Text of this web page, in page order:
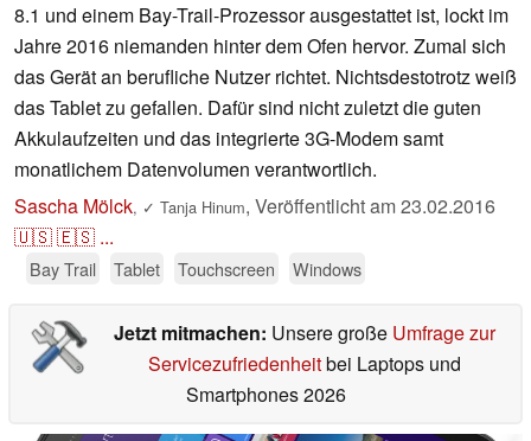
8.1 und einem Bay-Trail-Prozessor ausgestattet ist, lockt im
Jahre 2016 niemanden hinter dem Ofen hervor. Zumal sich
das Gerät an berufliche Nutzer richtet. Nichtsdestotrotz weiß
das Tablet zu gefallen. Dafür sind nicht zuletzt die guten
Akkulaufzeiten und das integrierte 3G-Modem samt
monatlichem Datenvolumen verantwortlich.
Sascha Mölck, ✓ Tanja Hinum, Veröffentlicht am23.02.2016
🇺🇸🇪🇸 ...
Bay Trail Tablet Touchscreen Windows
Jetzt mitmachen: Unsere große Umfrage zur
Servicezufriedenheitbei Laptops und
Smartphones 2026